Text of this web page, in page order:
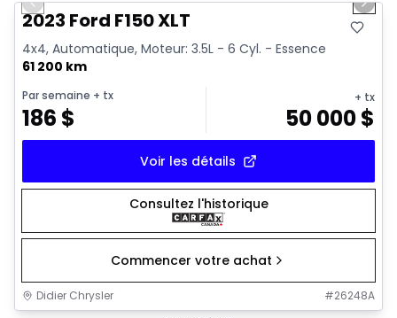
Previous slide Next
2023 Ford F150 XLT
4x4, Automatique, Moteur: 3.5L - 6 Cyl. - Essence
61 200 km
Par semaine + tx
186 $
+ tx
50 000$
Voir les détails
Consultez l'historique
Commencer votre achat
Didier Chrysler #26248A